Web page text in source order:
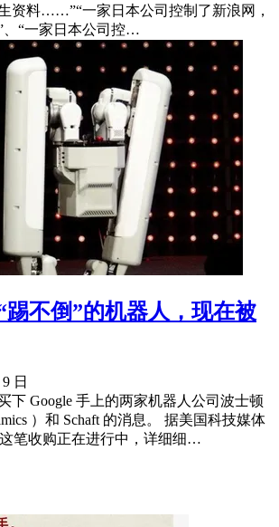
资料……”“一家日本公司控制了新浪网，
“一家日本公司控…
踢不倒”的机器人，现在被
日
下 Google 手上的两家机器人公司波士顿
）和 Schaft 的消息。 据美国科技媒体
这笔收购正在进行中，详细细…